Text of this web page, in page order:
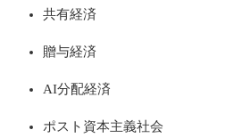
共有経済
贈与経済
AI分配経済
ポスト資本主義社会